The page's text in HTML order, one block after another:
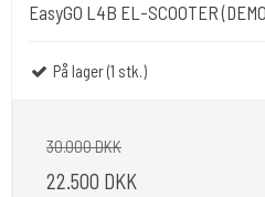
EasyGO L4B EL-SCOOTER
På lager (1 stk.)
30.000 DKK
22.500 DKK